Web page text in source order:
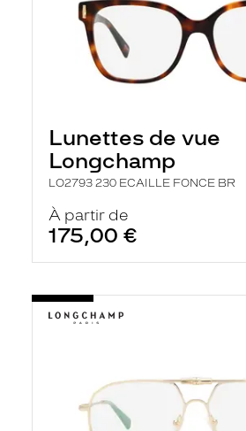
Lunettes de vue
Longchamp
LO2793 230 ECAILLE FONCE BR
À partir de
175,00 €